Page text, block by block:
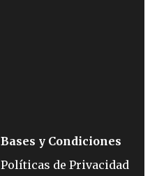
Bases y Condiciones
Políticas de Privacidad